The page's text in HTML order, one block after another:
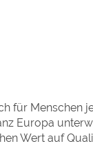
für Menschen
Europa
Wert auf